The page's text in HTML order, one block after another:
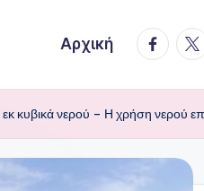
Αρχική
νερού – Η χρήση νερού